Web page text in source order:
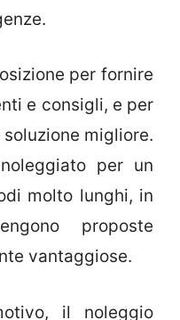
per fornire
e consigli, e per
migliore.
per un
molto lunghi, in
proposte
vantaggiose.
il noleggio